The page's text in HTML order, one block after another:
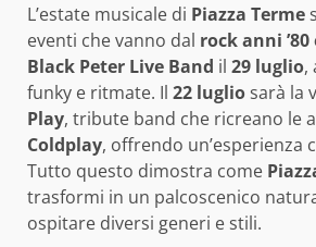
L’estate musicale di Piazza Terme
eventi che vanno dal rock anni ’80
Black Peter Live Band il 29 luglio,
funky e ritmate. Il 22 lugliosarà la
Play, tribute band che ricreano le
Coldplay, offrendo un’esperienza
Tutto questo dimostra come
trasformi in un palcoscenico
ospitare diversi generi e stili.